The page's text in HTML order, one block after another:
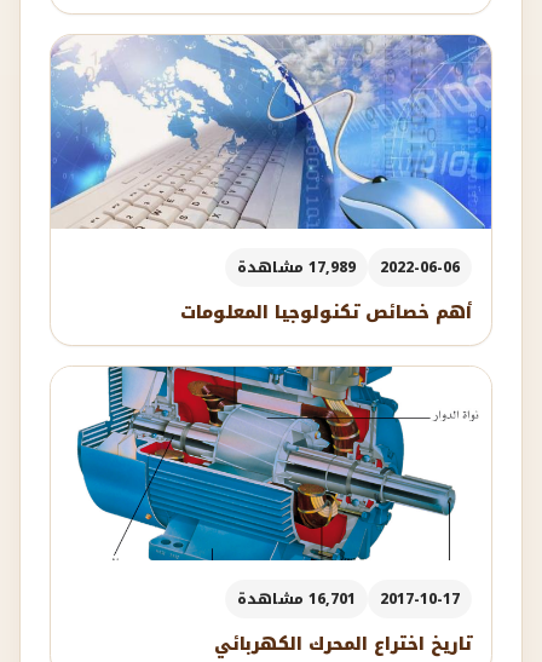
2022-06-06 17,989 مشاهدة
أهم خصائص تكنولوجيا المعلومات
2017-10-17 16,701 مشاهدة
تاريخ اختراع المحرك الكهربائي